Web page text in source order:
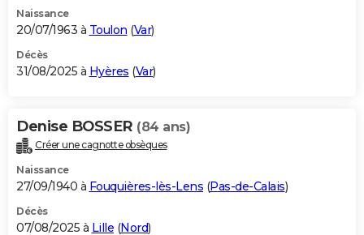
Naissance
20/07/1963 à Toulon (Var)
Décès
31/08/2025 à Hyères (Var)
Denise BOSSER (84 ans)
Créer une cagnotte obsèques
Naissance
27/09/1940 à Fouquières-lès-Lens (Pas-de-Calais)
Décès
07/08/2025 à Lille (Nord)